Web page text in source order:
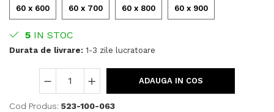
60 x 600 60 x 700 60 x 800 60 x 900
5 IN STOC
Durata de livrare: 1-3 zile lucratoare
ADAUGA IN COS
Cod Produs: 523-100-063